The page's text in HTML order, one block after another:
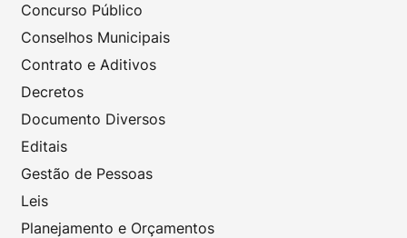
Concurso Público
Conselhos Municipais
Contrato e Aditivos
Decretos
Documento Diversos
Editais
Gestão de Pessoas
Leis
Planejamento e Orçamentos